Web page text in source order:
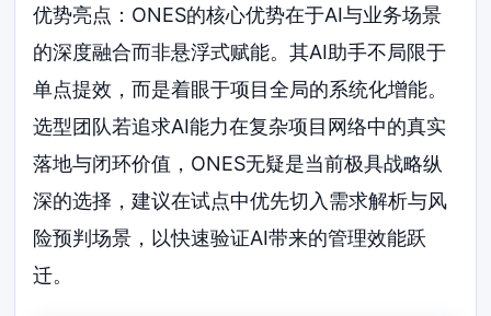
优势亮点：ONES的核心优势在于AI与业务场景
的深度融合而非悬浮式赋能。其AI助手不局限于
单点提效，而是着眼于项目全局的系统化增能。
选型团队若追求AI能力在复杂项目网络中的真实
落地与闭环价值，ONES无疑是当前极具战略纵
深的选择，建议在试点中优先切入需求解析与风
险预判场景，以快速验证AI带来的管理效能跃
迁。